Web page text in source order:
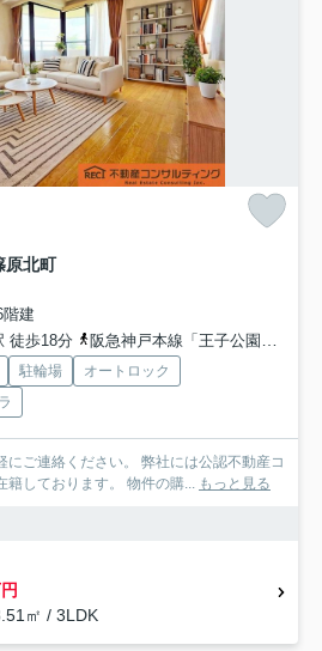
原北町
建
徒歩18分
阪急神戸本線「王子公園」駅 徒歩23分
駐輪場
オートロック
い。 弊社には公認不動産コ
籍しております。 物件の購... もっと見る
㎡ / 3LDK